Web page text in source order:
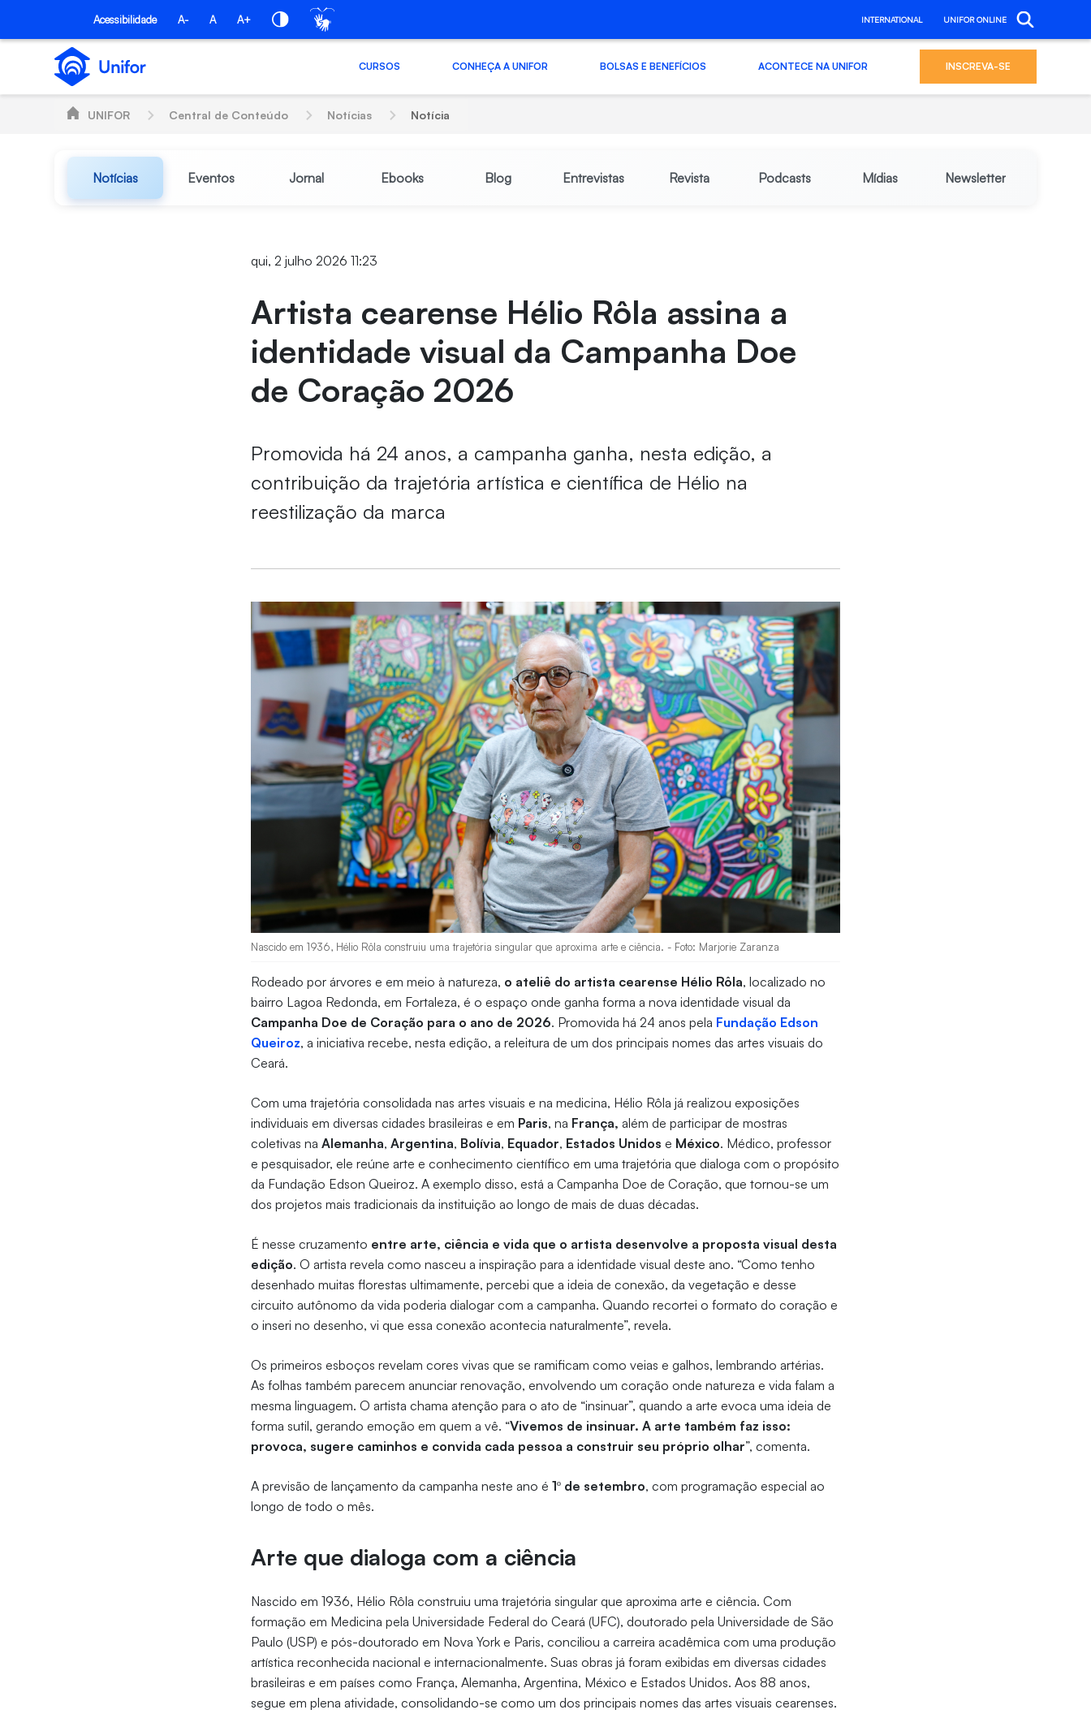
Pular para o Conteúdo principal
Acessibilidade A- A A+ INTERNATIONAL UNIFOR ONLINE
CURSOS CONHEÇA A UNIFOR BOLSAS E BENEFÍCIOS ACONTECE NA UNIFOR INSCREVA-SE
UNIFOR Central de Conteúdo Notícias Notícia
Notícias Eventos Jornal Ebooks Blog Entrevistas Revista Podcasts Mídias Newsletter
qui, 2 julho 2026 11:23
Artista cearense Hélio Rôla assina a
identidade visual da Campanha Doe
de Coração 2026
Promovida há 24 anos, a campanha ganha, nesta edição, a
contribuição da trajetória artística e científica de Hélio na
reestilização da marca
Nascido em 1936, Hélio Rôla construiu uma trajetória singular que aproxima arte e ciência. - Foto: Marjorie Zaranza
Rodeado por árvores e em meio à natureza, o ateliê do artista cearense Hélio Rôla, localizado no
bairro Lagoa Redonda, em Fortaleza, é o espaço onde ganha forma a nova identidade visual da
Campanha Doe de Coração para o ano de 2026. Promovida há 24 anos pela Fundação Edson
Queiroz, a iniciativa recebe, nesta edição, a releitura de um dos principais nomes das artes visuais do
Ceará.
Com uma trajetória consolidada nas artes visuais e na medicina, Hélio Rôla já realizou exposições
individuais em diversas cidades brasileiras e em Paris, na França, além de participar de mostras
coletivas naAlemanha,Argentina, Bolívia, Equador, Estados Unidos e México. Médico, professor
e pesquisador, ele reúne arte e conhecimento científico em uma trajetória que dialoga com o propósito
da Fundação Edson Queiroz. A exemplo disso, está a Campanha Doe de Coração, que tornou-se um
dos projetos mais tradicionais da instituição ao longo de mais de duas décadas.
É nesse cruzamento entre arte, ciência e vida que o artista desenvolve a proposta visual desta
edição. O artista revela como nasceu a inspiração para a identidade visual deste ano. “Como tenho
desenhado muitas florestas ultimamente, percebi que a ideia de conexão, da vegetação e desse
circuito autônomo da vida poderia dialogar com a campanha. Quando recortei o formato do coração e
o inseri no desenho, vi que essa conexão acontecia naturalmente”, revela.
Os primeiros esboços revelam cores vivas que se ramificam como veias e galhos, lembrando artérias.
As folhas também parecem anunciar renovação, envolvendo um coração onde natureza e vida falam a
mesma linguagem. O artista chama atenção para o ato de “insinuar”, quando a arte evoca uma ideia de
forma sutil, gerando emoção em quem a vê. “Vivemos de insinuar. A arte também faz isso:
provoca, sugere caminhos e convida cada pessoa a construir seu próprio olhar”, comenta.
A previsão de lançamento da campanha neste ano é1º de setembro, com programação especial ao
longo de todo o mês.
Arte que dialoga com a ciência
Nascido em 1936, Hélio Rôla construiu uma trajetória singular que aproxima arte e ciência. Com
formação em Medicina pela Universidade Federal do Ceará (UFC), doutorado pela Universidade de São
Paulo (USP) e pós-doutorado em Nova York e Paris, conciliou a carreira acadêmica com uma produção
artística reconhecida nacional e internacionalmente. Suas obras já foram exibidas em diversas cidades
brasileiras e em países como França, Alemanha, Argentina, México e Estados Unidos. Aos 88 anos,
segue em plena atividade, consolidando-se como um dos principais nomes das artes visuais cearenses.